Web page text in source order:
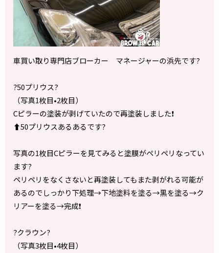
車買い取り専門店ブローカー マネージャーの浜先です?
?50プリウス?
（写真1枚目•2枚目）
Cピラーの塗装が剥げていたので再塗装しました❗️
⬆️50プリウスあるあるです?
写真の1枚目Cピラーを見てみると塗膜がペリペリなってい
ます?
ペリペリをなくさないと再塗装してもまた剥がれる可能が
あるのでしっかり下処理→下地塗料を塗る→黒を塗る→ク
リアーを塗る→完成❗️
?クラウン?
（写真3枚目•4枚目）